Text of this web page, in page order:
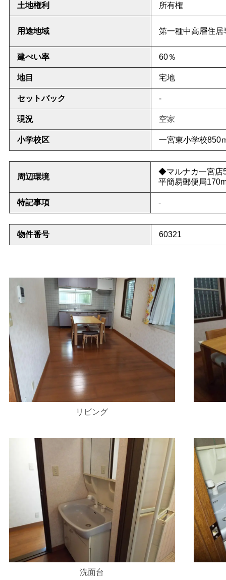
土地権利 所有権
用途地域 第一種中高層住居
建ぺい率 60％
地目 宅地
セットバック -
現況 空家
小学校区 一宮東小学校850
周辺環境
◆マルナカ一宮店
平簡易郵便局
特記事項 -
物件番号 60321
リビング
洗面台